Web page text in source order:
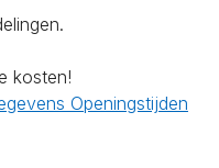
kosten!
Openingstijden